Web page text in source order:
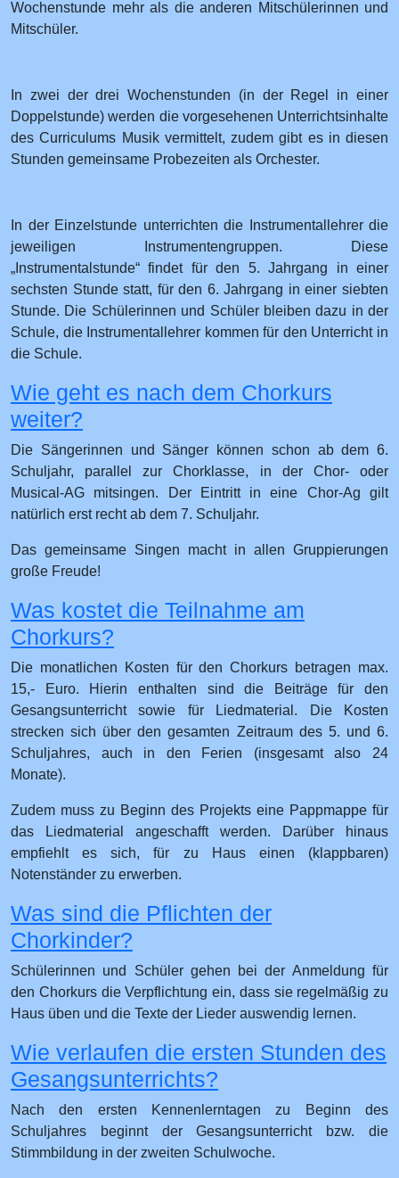
Wochenstunde mehr als die anderen Mitschülerinnen und
Mitschüler.
In zwei der drei Wochenstunden (in der Regel in einer
Doppelstunde) werden die vorgesehenen Unterrichtsinhalte
des Curriculums Musik vermittelt, zudem gibt es in diesen
Stunden gemeinsame Probezeiten als Orchester.
In der Einzelstunde unterrichten die Instrumentallehrer die
jeweiligen Instrumentengruppen. Diese
„Instrumentalstunde“ findet für den 5. Jahrgang in einer
sechsten Stunde statt, für den 6. Jahrgang in einer siebten
Stunde. Die Schülerinnen und Schüler bleiben dazu in der
Schule, die Instrumentallehrer kommen für den Unterricht in
die Schule.
Wie geht es nach dem Chorkurs
weiter?
Die Sängerinnen und Sänger können schon ab dem 6.
Schuljahr, parallel zur Chorklasse, in der Chor- oder
Musical-AG mitsingen. Der Eintritt in eine Chor-Ag gilt
natürlich erst recht ab dem 7. Schuljahr.
Das gemeinsame Singen macht in allen Gruppierungen
große Freude!
Was kostet die Teilnahme am
Chorkurs?
Die monatlichen Kosten für den Chorkurs betragen max.
15,- Euro. Hierin enthalten sind die Beiträge für den
Gesangsunterricht sowie für Liedmaterial. Die Kosten
strecken sich über den gesamten Zeitraum des 5. und 6.
Schuljahres, auch in den Ferien (insgesamt also 24
Monate).
Zudem muss zu Beginn des Projekts eine Pappmappe für
das Liedmaterial angeschafft werden. Darüber hinaus
empfiehlt es sich, für zu Haus einen (klappbaren)
Notenständer zu erwerben.
Was sind die Pflichten der
Chorkinder?
Schülerinnen und Schüler gehen bei der Anmeldung für
den Chorkurs die Verpflichtung ein, dass sie regelmäßig zu
Haus üben und die Texte der Lieder auswendig lernen.
Wie verlaufen die ersten Stunden des
Gesangsunterrichts?
Nach den ersten Kennenlerntagen zu Beginn des
Schuljahres beginnt der Gesangsunterricht bzw. die
Stimmbildung in der zweiten Schulwoche.